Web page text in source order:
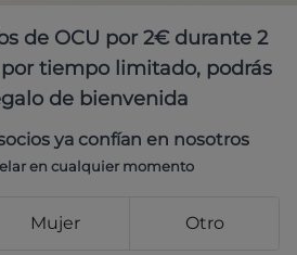
de OCU por 2€ durante 2
tiempo limitado, podrás
de bienvenida
ya confían en nosotros
en cualquier momento
Mujer Otro